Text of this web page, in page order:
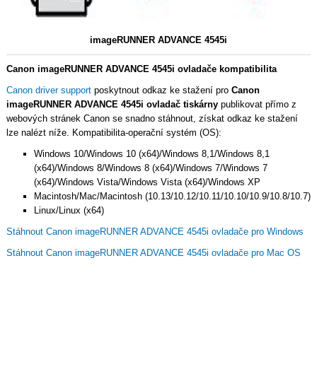
imageRUNNER ADVANCE 4545i
Canon imageRUNNER ADVANCE 4545i ovladače kompatibilita
Canon driver supportposkytnout odkaz ke stažení pro Canon
imageRUNNER ADVANCE 4545i ovladač tiskárnypublikovat přímo z
webových stránek Canon se snadno stáhnout, získat odkaz ke stažení
lze nalézt níže. Kompatibilita-operační systém (OS):
Windows 10/Windows 10 (x64)/Windows 8,1/Windows 8,1
(x64)/Windows 8/Windows 8 (x64)/Windows 7/Windows 7
(x64)/Windows Vista/Windows Vista (x64)/Windows XP
Macintosh/Mac/Macintosh (10.13/10.12/10.11/10.10/10.9/10.8/10.7)
Linux/Linux (x64)
Stáhnout Canon imageRUNNER ADVANCE 4545i ovladače pro Windows
Stáhnout Canon imageRUNNER ADVANCE 4545i ovladače pro Mac OS